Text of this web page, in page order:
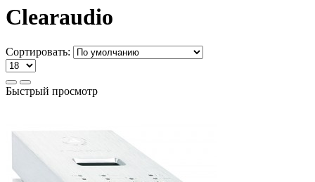
Clearaudio
Сортировать:
Быстрый просмотр